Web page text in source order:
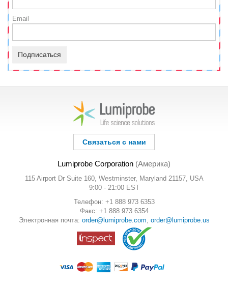
Email
Подписаться
Связаться с нами
Lumiprobe Corporation (Америка)
115 Airport Dr Suite 160, Westminster, Maryland 21157, USA
9:00 - 21:00 EST
Телефон: +1 888 973 6353
Факс: +1 888 973 6354
Электронная почта: order@lumiprobe.com order@lumiprobe.us